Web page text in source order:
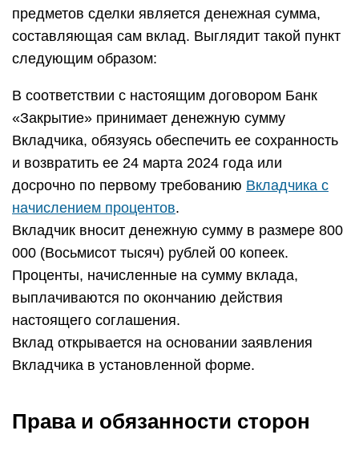
предметов сделки является денежная сумма,
составляющая сам вклад. Выглядит такой пункт
следующим образом:
В соответствии с настоящим договором Банк
«Закрытие» принимает денежную сумму
Вкладчика, обязуясь обеспечить ее сохранность
и возвратить ее 24 марта 2024 года или
досрочно по первому требованию Вкладчика с
начислением процентов.
Вкладчик вносит денежную сумму в размере 800
000 (Восьмисот тысяч) рублей 00 копеек.
Проценты, начисленные на сумму вклада,
выплачиваются по окончанию действия
настоящего соглашения.
Вклад открывается на основании заявления
Вкладчика в установленной форме.
Права и обязанности сторон